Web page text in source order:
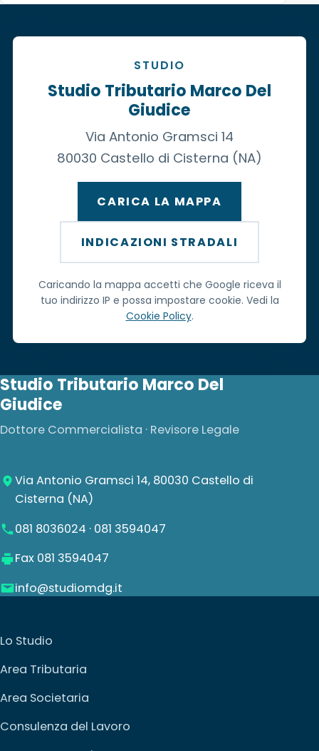
STUDIO
Studio Tributario Marco Del
Giudice
Via Antonio Gramsci 14
80030 Castello di Cisterna (NA)
CARICA LA MAPPA
INDICAZIONI STRADALI
Caricando la mappa accetti che Google riceva il
tuo indirizzo IP e possa impostare cookie. Vedi la
Cookie Policy.
Studio Tributario Marco Del
Giudice
Dottore Commercialista · Revisore Legale
Via Antonio Gramsci 14, 80030 Castello di
Cisterna (NA)
081 8036024 · 081 3594047
Fax 081 3594047
info@studiomdg.it
Lo Studio
Area Tributaria
Area Societaria
Consulenza del Lavoro